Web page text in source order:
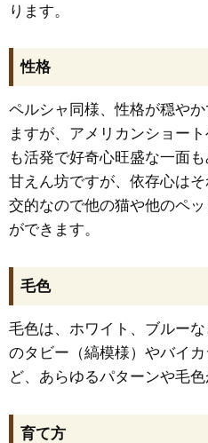
ります。
性格
ペルシャ同様、性格が穏や
ますが、アメリカンショー
も活発で好奇心旺盛な一面
甘えん坊ですが、依存心は
交的なので他の猫や他のペ
ができます。
毛色
毛色は、ホワイト、ブルー
のタビー（縞模様）やバイ
ど、あらゆるパターンや毛色
育て方